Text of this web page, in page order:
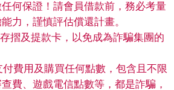
何保證！請會員借款前，務必考量
力，謹慎評估償還計畫。
摺及提款卡，以免成為詐騙集團的
費用及購買任何點數，包含且不限
費、遊戲電信點數等，都是詐騙，